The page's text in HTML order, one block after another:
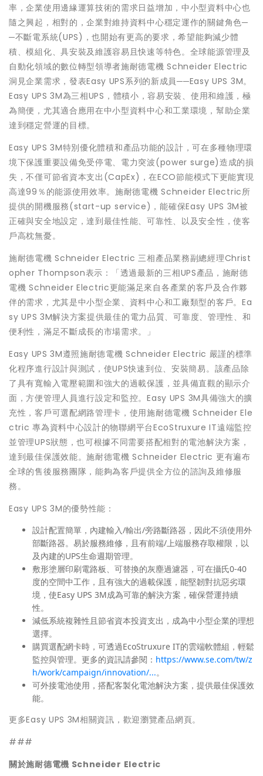
率，企業使用邊緣運算技術的需求日益增加，中小型資料中心也
隨之興起，相對的，企業對維持資料中心穩定運作的關鍵角色─
─不斷電系統(UPS)，也開始有更高的要求，希望能夠減少體
積、模組化、具安裝及維護容易且快速等特色。全球能源管理及
自動化領域的數位轉型領導者施耐德電機 Schneider Electric
洞見企業需求，發表Easy UPS系列的新成員──Easy UPS 3M。
Easy UPS 3M為三相UPS，體積小，容易安裝、使用和維護，極
為簡便，尤其適合應用在中小型資料中心和工業環境，幫助企業
達到穩定營運的目標。
Easy UPS 3M特別優化體積和產品功能的設計，可在多種物理環
境下保護重要設備免受停電、電力突波(power surge)造成的損
失，不僅可節省資本支出(CapEx)，在ECO節能模式下更能實現
高達99％的能源使用效率。施耐德電機 Schneider Electric所
提供的開機服務(start-up service)，能確保Easy UPS 3M被
正確與安全地設定，達到最佳性能、可靠性、以及安全性，使客
戶高枕無憂。
施耐德電機 Schneider Electric 三相產品業務副總經理Christ
opher Thompson表示：「透過最新的三相UPS產品，施耐德
電機 Schneider Electric更能滿足來自各產業的客戶及合作夥
伴的需求，尤其是中小型企業、資料中心和工廠類型的客戶。Ea
sy UPS 3M解決方案提供最佳的電力品質、可靠度、管理性、和
便利性，滿足不斷成長的市場需求。」
Easy UPS 3M遵照施耐德電機 Schneider Electric 嚴謹的標準
化程序進行設計與測試，使UPS快速到位、安裝簡易。該產品除
了具有寬輸入電壓範圍和強大的過載保護，並具備直觀的顯示介
面，方便管理人員進行設定和監控。Easy UPS 3M具備強大的擴
充性，客戶可選配網路管理卡，使用施耐德電機 Schneider Ele
ctric 專為資料中心設計的物聯網平台EcoStruxure IT遠端監控
並管理UPS狀態，也可根據不同需要搭配相對的電池解決方案，
達到最佳保護效能。施耐德電機 Schneider Electric 更有遍布
全球的售後服務團隊，能夠為客戶提供全方位的諮詢及維修服
務。
Easy UPS 3M的優勢性能：
設計配置簡單，內建輸入/輸出/旁路斷路器，因此不須使用外
部斷路器。易於服務維修，且有前端/上端服務存取權限，以
及內建的UPS生命週期管理。
敷形塗層印刷電路板、可替換的灰塵過濾器，可在攝氏0-40
度的空間中工作，且有強大的過載保護，能堅韌對抗惡劣環
境，使Easy UPS 3M成為可靠的解決方案，確保營運持續
性。
減低系統複雜性且節省資本投資支出，成為中小型企業的理想
選擇。
購買選配網卡時，可透過EcoStruxure IT的雲端軟體組，輕鬆
監控與管理。更多的資訊請參閱： https://www.se.com/tw/z
h/work/campaign/innovation/...。
可外接電池使用，搭配客製化電池解決方案，提供最佳保護效
能。
更多Easy UPS 3M相關資訊，歡迎瀏覽產品網頁。
###
關於施耐德電機 Schneider Electric